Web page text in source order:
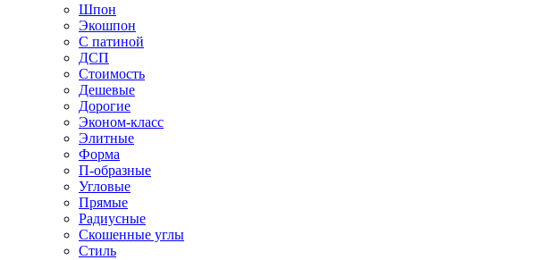
Шпон
Экошпон
С патиной
ДСП
Стоимость
Дешевые
Дорогие
Эконом-класс
Элитные
Форма
П-образные
Угловые
Прямые
Радиусные
Скошенные углы
Стиль